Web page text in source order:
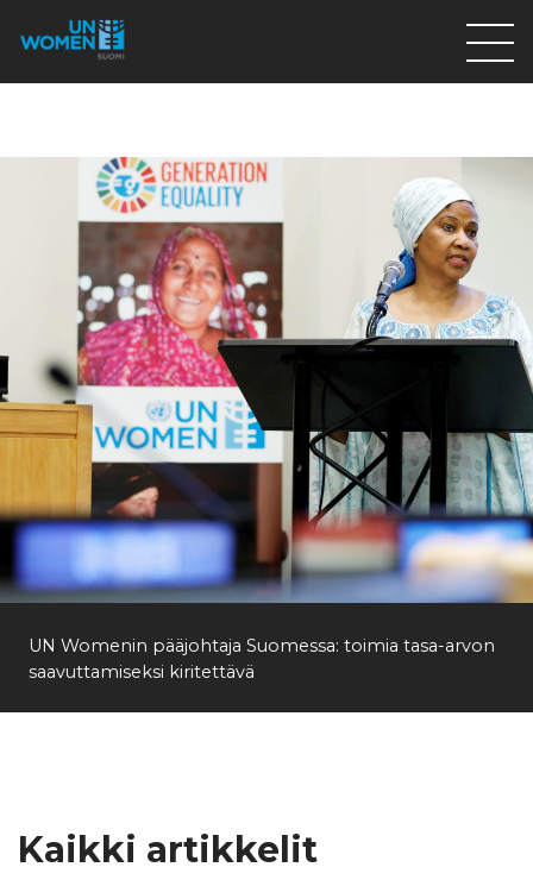
Osallistu
Mitä teemme
Ajankohtaista
Tietoa meistä
På Svenska
Valikon rivi
Lahjoita
Etsi
UN Womenin pääjohtaja Suomessa: toimia tasa-arvon
saavuttamiseksi kiritettävä
Kaikki artikkelit